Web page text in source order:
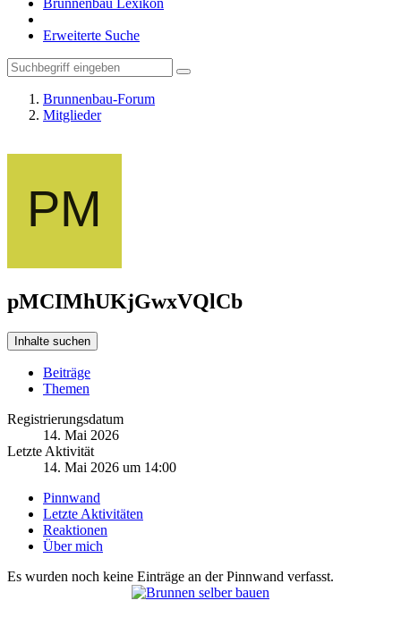
Brunnenbau Lexikon
Erweiterte Suche
Brunnenbau-Forum
Mitglieder
pMCIMhUKjGwxVQlCb
Inhalte suchen
Beiträge
Themen
Registrierungsdatum
14. Mai 2026
Letzte Aktivität
14. Mai 2026 um 14:00
Pinnwand
Letzte Aktivitäten
Reaktionen
Über mich
Es wurden noch keine Einträge an der Pinnwand verfasst.